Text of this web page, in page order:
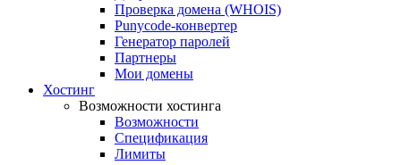
Проверка домена (WHOIS)
Punycode-конвертер
Генератор паролей
Партнеры
Мои домены
Хостинг
Возможности хостинга
Возможности
Спецификация
Лимиты